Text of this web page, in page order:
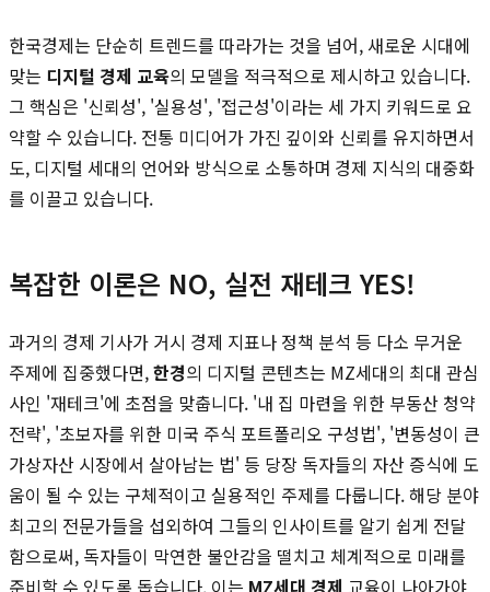
한국경제는 단순히 트렌드를 따라가는 것을 넘어, 새로운 시대에
맞는 디지털 경제 교육의 모델을 적극적으로 제시하고 있습니다.
그 핵심은 '신뢰성', '실용성', '접근성'이라는 세 가지 키워드로 요
약할 수 있습니다. 전통 미디어가 가진 깊이와 신뢰를 유지하면서
도, 디지털 세대의 언어와 방식으로 소통하며 경제 지식의 대중화
를 이끌고 있습니다.
복잡한 이론은 NO, 실전 재테크 YES!
과거의 경제 기사가 거시 경제 지표나 정책 분석 등 다소 무거운
주제에 집중했다면,한경의 디지털 콘텐츠는 MZ세대의 최대 관심
사인 '재테크'에 초점을 맞춥니다. '내 집 마련을 위한 부동산 청약
전략', '초보자를 위한 미국 주식 포트폴리오 구성법', '변동성이 큰
가상자산 시장에서 살아남는 법' 등 당장 독자들의 자산 증식에 도
움이 될 수 있는 구체적이고 실용적인 주제를 다룹니다. 해당 분야
최고의 전문가들을 섭외하여 그들의 인사이트를 알기 쉽게 전달
함으로써, 독자들이 막연한 불안감을 떨치고 체계적으로 미래를
준비할 수 있도록 돕습니다. 이는 MZ세대 경제 교육이 나아가야